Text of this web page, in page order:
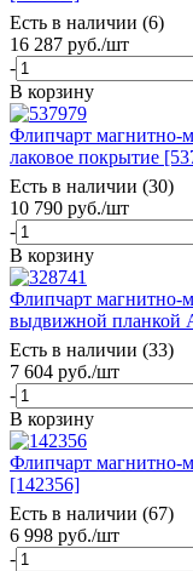
Есть в наличии (6)
16 287 руб./шт
-
В корзину
Флипчарт магнитно-
лаковое покрытие
Есть в наличии (30)
10 790 руб./шт
-
В корзину
Флипчарт магнитно-
выдвижной планкой
Есть в наличии (33)
7 604 руб./шт
-
В корзину
Флипчарт магнитно-
[142356]
Есть в наличии (67)
6 998 руб./шт
-